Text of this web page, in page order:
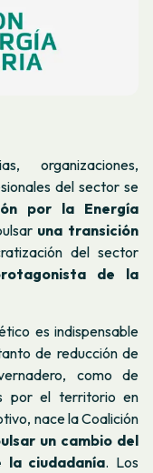
organizaciones,
del sector se
por la Energía
una transición
del sector
de la
es indispensable
de reducción de
como de
por el territorio en
nace la Coalición
un cambio del
la ciudadanía. Los